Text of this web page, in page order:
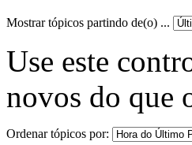
Mostrar tópicos partindo de(o) ...
Use este
novos do que
Ordenar tópicos por: